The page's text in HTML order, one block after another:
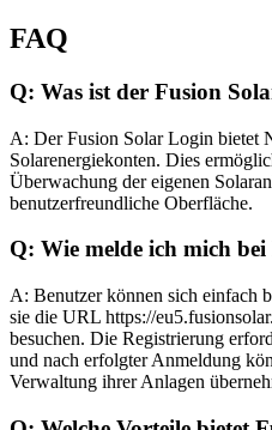
FAQ
Q: Was ist der Fusion
A: Der Fusion Solar Login bietet
Solarenergiekonten. Dies
Überwachung der eigenen
benutzerfreundliche Oberfläche.
Q: Wie melde ich mich
A: Benutzer können sich einfach
sie die URL https://
besuchen. Die Registrierung
und nach erfolgter Anmeldung
Verwaltung ihrer Anlagen